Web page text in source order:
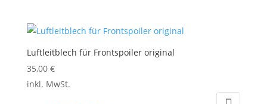
Luftleitblech für Frontspoiler original
35,00 €
Dieses
inkl. MwSt.